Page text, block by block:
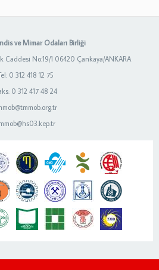
ve Mimar Odaları Birliği
Caddesi No:19/1 06420 Çankaya/ANKARA
0 312 418 12 75
0 312 417 48 24